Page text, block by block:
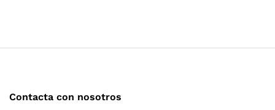
Contacta con nosotros